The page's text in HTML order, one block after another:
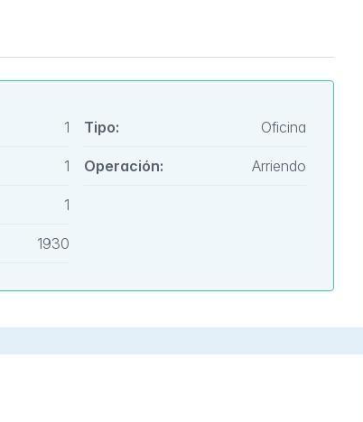
1
1
1
1930
Tipo: Oficina
Operación: Arriendo